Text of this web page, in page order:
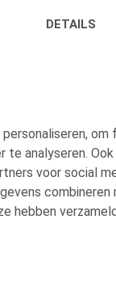
DETAILS
om
te analyseren.
voor social
combineren
hebben